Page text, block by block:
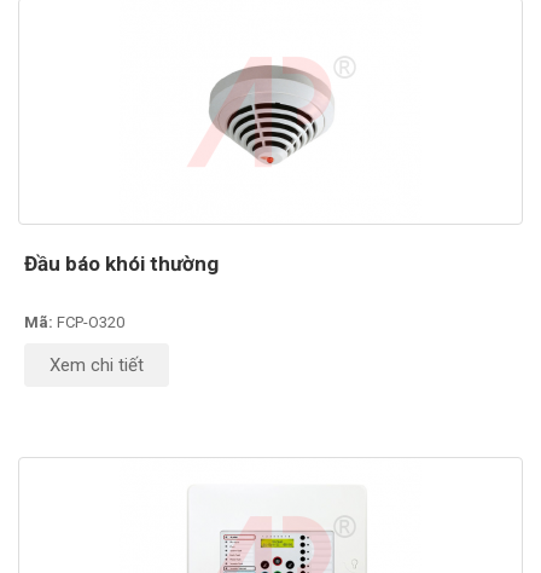
Đầu báo khói thường
Mã: FCP-O320
Xem chi tiết